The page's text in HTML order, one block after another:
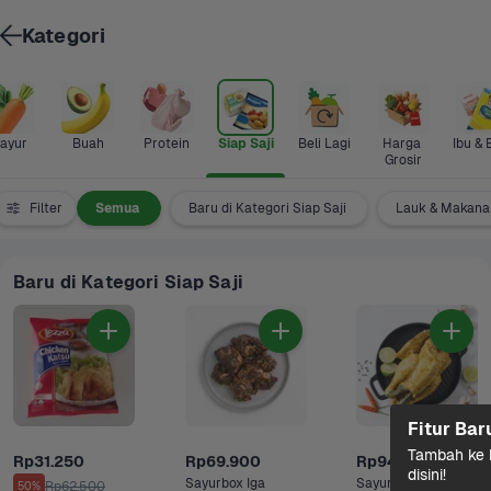
Buah Protein Siap Saji Beli Lagi
Harga
Grosir
Ibu &
Filter Semua Baru di Kategori Siap Saji Lauk &
Baru di Kategori Siap Saji
Rp31.250
50% Rp62.500
Rp69.900
Sayurbox Iga
Rp94.900
Sayurbox Ayam
Kategori
Fitur
Tambah ke
disini!